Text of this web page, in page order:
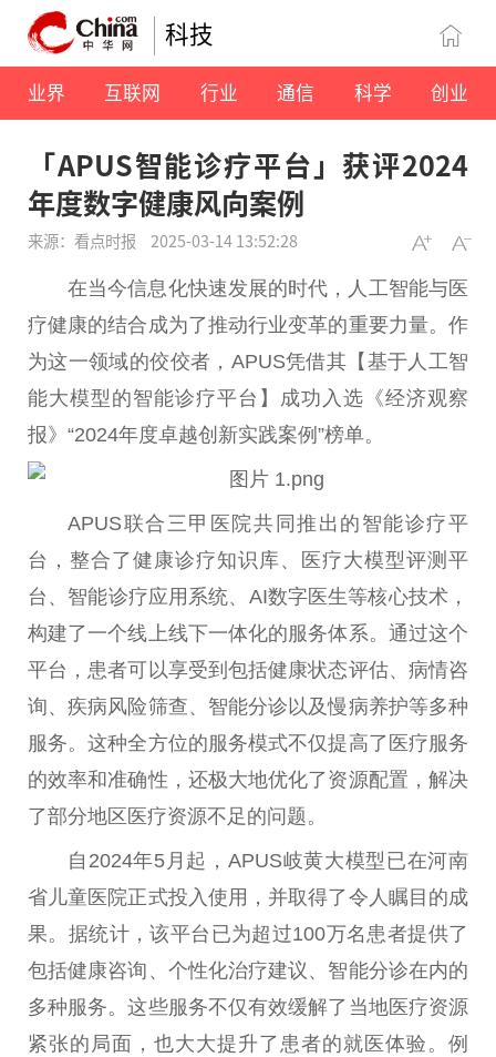
科技
业界 互联网 行业 通信 科学 创业
「APUS智能诊疗平台」获评2024
年度数字健康风向案例
来源：看点时报 2025-03-14 13:52:28
在当今信息化快速发展的时代，人工智能与医
疗健康的结合成为了推动行业变革的重要力量。作
为这一领域的佼佼者，APUS凭借其【基于人工智
能大模型的智能诊疗平台】成功入选《经济观察
报》“2024年度卓越创新实践案例”榜单。
APUS联合三甲医院共同推出的智能诊疗平
台，整合了健康诊疗知识库、医疗大模型评测平
台、智能诊疗应用系统、AI数字医生等核心技术，
构建了一个线上线下一体化的服务体系。通过这个
平台，患者可以享受到包括健康状态评估、病情咨
询、疾病风险筛查、智能分诊以及慢病养护等多种
服务。这种全方位的服务模式不仅提高了医疗服务
的效率和准确性，还极大地优化了资源配置，解决
了部分地区医疗资源不足的问题。
自2024年5月起，APUS岐黄大模型已在河南
省儿童医院正式投入使用，并取得了令人瞩目的成
果。据统计，该平台已为超过100万名患者提供了
包括健康咨询、个性化治疗建议、智能分诊在内的
多种服务。这些服务不仅有效缓解了当地医疗资源
紧张的局面，也大大提升了患者的就医体验。例